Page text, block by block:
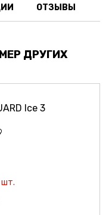
ОТЗЫВЫ
ДРУГИХ
Ice 3
шт.